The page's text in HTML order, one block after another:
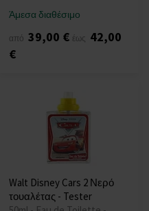
Άμεσα διαθέσιμο
από 39,00 € έως 42,00
€
Walt Disney Cars 2 Νερό
τουαλέτας - Tester